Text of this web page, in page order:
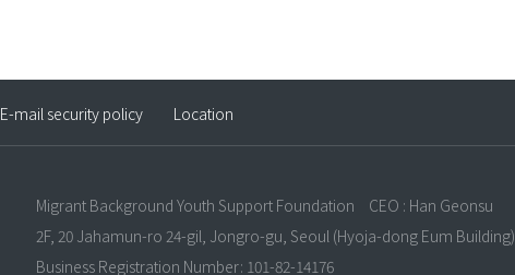
E-mail security policy Location
Migrant Background Youth Support Foundation
CEO : Han Geonsu
2F, 20 Jahamun-ro 24-gil, Jongro-gu, Seoul (Hyoja-dong Eum Building)
Business Registration Number: 101-82-14176